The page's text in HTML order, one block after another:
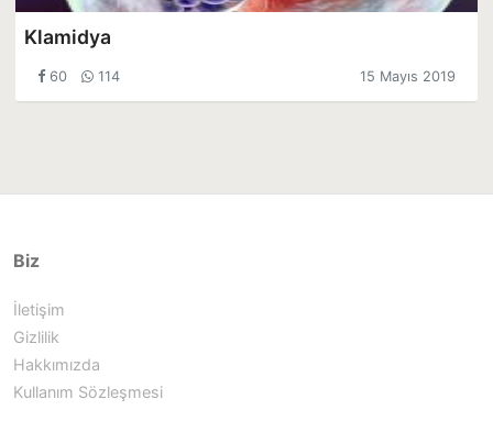
Klamidya
60 114 15 Mayıs 2019
Biz
İletişim
Gizlilik
Hakkımızda
Kullanım Sözleşmesi